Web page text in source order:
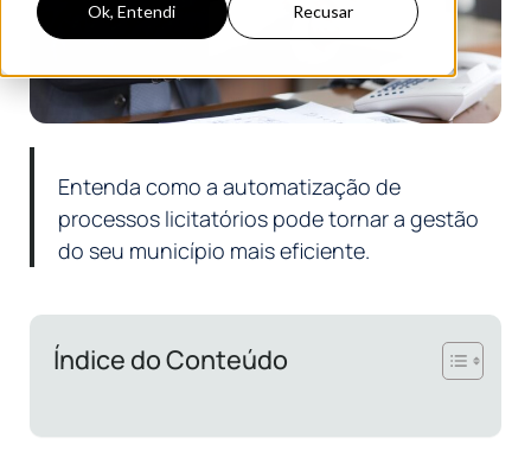
Ok, Entendi Recusar
Entenda como a automatização de
processos licitatórios pode tornar a gestão
do seu município mais eficiente.
Índice do Conteúdo